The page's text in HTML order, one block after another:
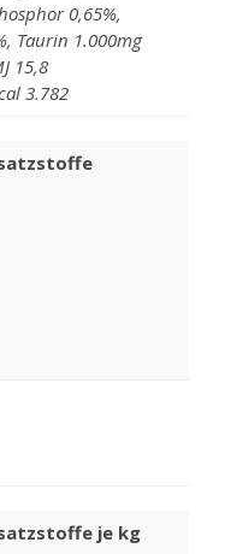
0,65%,
Taurin 1.000mg
15,8
3.782
je kg